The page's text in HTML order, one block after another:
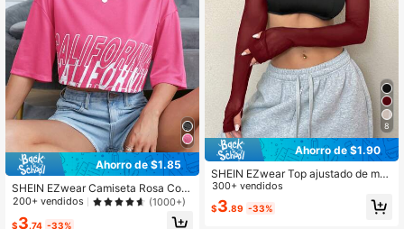
Ahorro de $1.85
SHEIN EZwear Camiseta Rosa Con
Hombros Caídos Y Estampado De L
200+ vendidos (1000+)
$3.74 -33%
8
Ahorro de $1.90
SHEIN EZwear Top ajustado de mall
a transparente negra con cuello alt
300+ vendidos
$3.89 -33%